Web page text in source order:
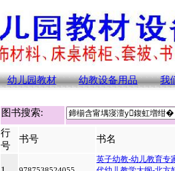
幼儿园教材 幼教设备用品 我
图书搜索:
行
号
书号 书名
英子幼教-幼儿教育专